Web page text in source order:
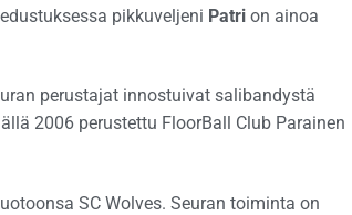
pikkuveljeni Patri on ainoa
perustajat innostuivat salibandystä
2006 perustettu FloorBall Club Parainen
SC Wolves. Seuran toiminta on